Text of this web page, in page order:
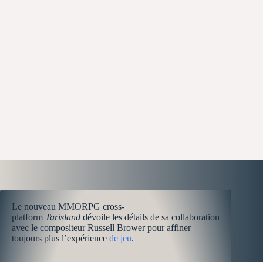
Le nouveau MMORPG cross-
platform Tarisland dévoile les détails de sa collaboration
avec le compositeur Russell Brower pour affiner
toujours plus l’expérience de jeu.